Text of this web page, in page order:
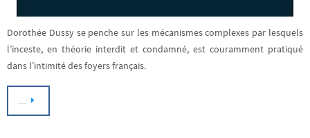
Dorothée Dussy se penche sur les mécanismes complexes par lesquels
l’inceste, en théorie interdit et condamné, est couramment pratiqué
dans l’intimité des foyers français.
…